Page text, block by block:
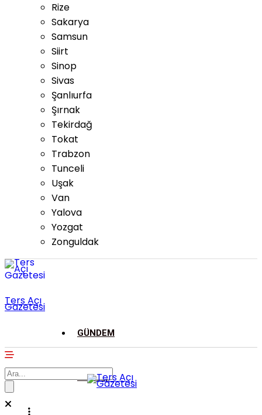
Rize
Sakarya
Samsun
Siirt
Sinop
Sivas
Şanlıurfa
Şırnak
Tekirdağ
Tokat
Trabzon
Tunceli
Uşak
Van
Yalova
Yozgat
Zonguldak
Ters Açı
Gazetesi
GÜNDEM
ASAYİŞ